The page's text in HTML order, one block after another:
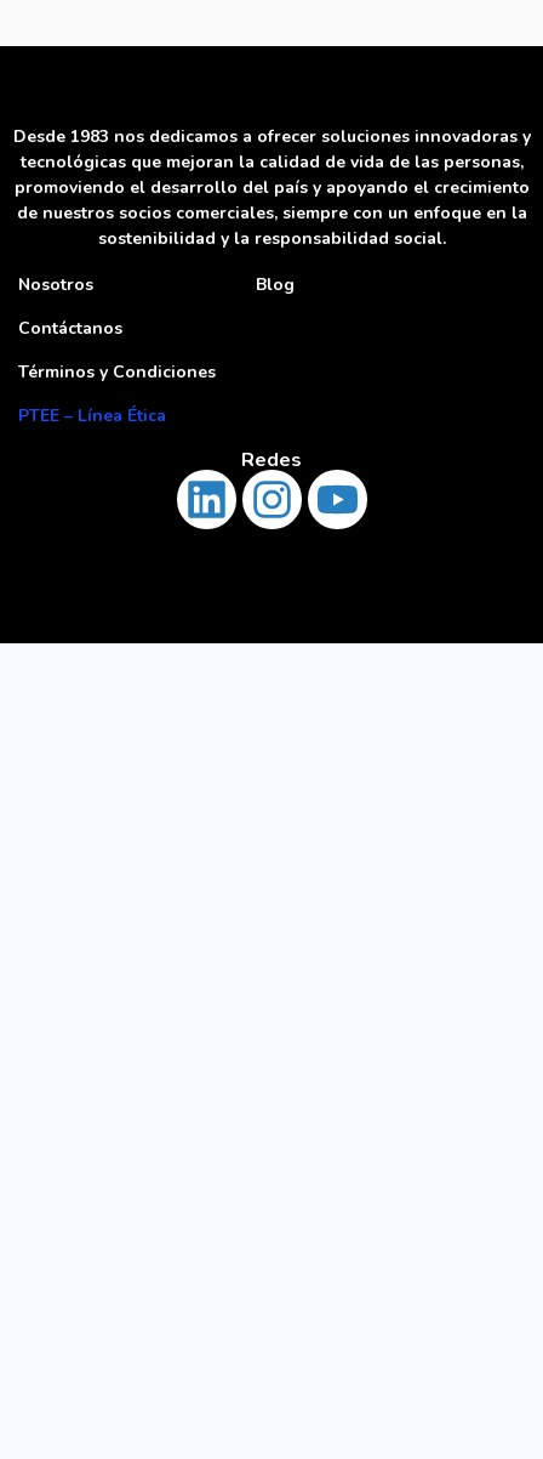
Desde 1983 nos dedicamos a ofrecer soluciones innovadoras y
tecnológicas que mejoran la calidad de vida de las personas,
promoviendo el desarrollo del país y apoyando el crecimiento
de nuestros socios comerciales, siempre con un enfoque en la
sostenibilidad y la responsabilidad social.
Nosotros
Contáctanos
Términos y Condiciones
PTEE – Línea Ética
Blog
Redes